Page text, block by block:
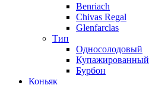
Benriach
Chivas Regal
Glenfarclas
Тип
Односолодовый
Купажированный
Бурбон
Коньяк